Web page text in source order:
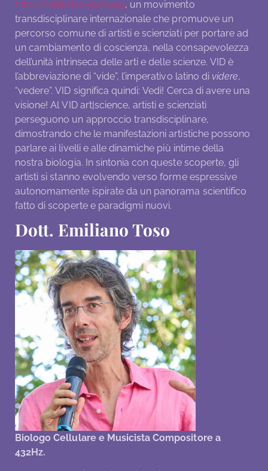
https://vidartscience.org, un movimento
transdisciplinare internazionale che promuove un
percorso comune di artisti e scienziati per portare ad
un cambiamento di coscienza, nella consapevolezza
dell’unità intrinseca delle arti e delle scienze. VID è
l’abbreviazione di “vide”, l’imperativo latino di videre,
“vedere”. VID significa quindi: Vedi! Cerca di avere una
visione! Al VID art|science, artisti e scienziati
perseguono un approccio transdisciplinare,
dimostrando che le manifestazioni artistiche possono
parlare ai livelli e alle dinamiche più intime della
nostra biologia. In sintonia con queste scoperte, gli
artisti si stanno evolvendo verso forme espressive
autonomamente ispirate da un panorama scientifico
fatto di scoperte e paradigmi nuovi.
Dott. Emiliano Toso
Biologo Cellulare e Musicista Compositore a
432Hz.